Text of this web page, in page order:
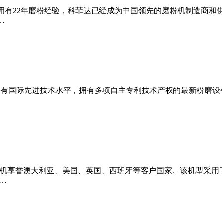
22年磨粉经验，科菲达已经成为中国领先的磨粉机制造商
国际先进技术水平，拥有多项自主专利技术产权的最新粉磨
享誉澳大利亚、美国、英国、西班牙等客户国家。该机型采
…